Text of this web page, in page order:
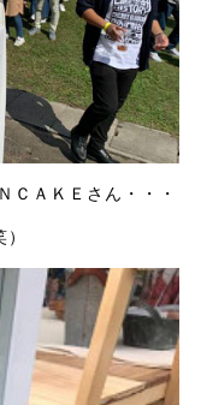
ＣＡＫＥさん・・・